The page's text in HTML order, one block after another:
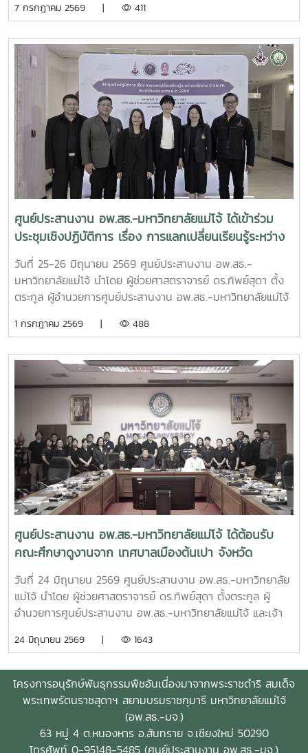
ณ ห้องประชุมรวงผึ้ง ชั้น 5 อาคารสำนักงานมหาวิทยาลัย
มหาวิทยาลัยแม่โจ้ ประธานคณะกรรมการดำเนินงานฯ เป็น
ประธานการประชุม และได้รับเกียรติจาก นายพรชัย จุฑามาศ รอง
ผู้อำนวยการ อพ.สธ. และ ดร.ปิยรัษฎ์ ปริญญาพงษ์ เจริญทรัพย์
ผู้ช่วยผู้อำนวยการ อพ.สธ./เลขานุการคณะกรรมการ อพ.สธ.เข้า
ร่วมการประชุม โดยมี ผศ.ดร.ทิพย์สุดา ตั้งตระกูล ผู้อำนวยการ
ศูนย์ประสานงาน อพ.สธ.-มหาวิทยาลัยแม่โจ้ และผศ.ดร.เยาวนิตย์
ธาราฉาย รองผู้อำนวยการศูนย์ประสานงาน อพ.สธ.-
มหาวิทยาลัยแม่โจ้ หน้าที่เป็นฝ่ายเลขานุการการประชุม การ
ประชุมครั้งนี้มีคณะกรรมการดำเนินงานโครงการ อพ.สธ.-มจ.
ประกอบด้วย รองอธิการบดี ผู้ช่วยอธิการบดี คณบดี และผู้
อำนวยการสำนักวิจัยและส่งเสริมวิชาการการเกษตร เข้าร่วม
ประชุมรวมทั้งสิ้น 32 ท่าน โดยเข้าร่วม ณ ห้องประชุม จำนวน
28 ท่าน และผ่านระบบประชุมออนไลน์ Zoom Meeting จำนวน
4 ท่าน ซึ่งในการประชุมครั้งนี้มีวาระสำคัญ อาทิเช่น สรุปผลการ
ดำเนินงานการจัดการประชุมวิชาการและนิทรรศการ ครั้งที่ 12
ทรัพยากรไทย : หวนดูทรัพย์สิ่งสินตน สรุปผลการดำเนินงาน
ปีงบประมาณ 2568 - 2569 รวมทั้งการนำเสนอแผนแม่บท
อนุรักษ์พันธุกรรมพืชอันเนื่องมาจากพระราชดำริ สมเด็จพระเทพ
รัตนราชสุดาฯ สยามบรมราชกุมารี สนองพระราชดำริ โดย
มหาวิทยาลัยแม่โจ้ เพื่อใช้เป็นกรอบแนวทางในการขับเคลื่อนการ
ดำเนินงานของมหาวิทยาลัยแม่โจ้ให้เป็นไปตามแนวพระราชดำริ
และนโยบายของโครงการ อพ.สธ. อย่างมีประสิทธิภาพและต่อ
เนื่อง
7 กรกฎาคม 2569 | 411
ศูนย์ประสานงาน อพ.สธ.-มหาวิทยาลัยแม่โจ้ ได้เข้าร่วม
ประชุมเชิงปฏิบัติการ เรื่อง การแลกเปลี่ยนเรียนรู้ระหว่าง
เครือข่าย C-อพ.สธ. ประจำปีงบประมาณ พ.ศ. 2569
วันที่ 25-26 มิถุนายน 2569 ศูนย์ประสานงาน อพ.สธ.-
มหาวิทยาลัยแม่โจ้ นำโดย ผู้ช่วยศาสตราจารย์ ดร.ทิพย์สุดา ตั้ง
ตระกูล ผู้อำนวยการศูนย์ประสานงาน อพ.สธ.-มหาวิทยาลัยแม่โจ้
แพร่ เฉลิมพระเกียรติ ได้เข้าร่วม ประชุมเชิงปฏิบัติการ เรื่อง การ
ปีงบประมาณ พ.ศ. 2569ณ โรงแรมอมารีดอนเมือง แอร์พอร์ต
กรุงเทพมหานคร
1 กรกฎาคม 2569 | 488
ศูนย์ประสานงาน อพ.สธ.-มหาวิทยาลัยแม่โจ้ ได้ต้อนรับ
คณะศึกษาดูงานจาก เทศบาลเมืองต้นเปา จังหวัด
เชียงใหม่
วันที่ 24 มิถุนายน 2569 ศูนย์ประสานงาน อพ.สธ.-มหาวิทยาลัย
แม่โจ้ นำโดย ผู้ช่วยศาสตราจารย์ ดร.ทิพย์สุดา ตั้งตระกูล ผู้
อำนวยการศูนย์ประสานงาน อพ.สธ.-มหาวิทยาลัยแม่โจ้ และเจ้า
คณะศึกษาดูงานจาก เทศบาลเมืองต้นเปา จังหวัดเชียงใหม่ นำ
และนางพยอม สาสกุล ปลัดเทศบาลเมืองต้นเปา พร้อมด้วยเจ้า
หน้าที่เทศบาลเมืองต้นเปา จังหวัดเชียงใหม่ทั้งนี้ มีผู้บริหารและ
เจ้าหน้าที่ เข้าร่วมรวมทั้งสิ้น 30 ท่านณ ห้องประชุมรวงผึ้ง ชั้น 5
อาคารสำนักงานมหาวิทยาลัย มหาวิทยาลัยแม่โจ้
24 มิถุนายน 2569 | 1643
โครงการอนุรักษ์พันธุกรรมพืชอันเนื่องมาจากพระราชดำริ สมเด็จ
พระเทพรัตนราชสุดาฯ สยามบรมราชกุมารี มหาวิทยาลัยแม่โจ้
(อพ.สธ.-มจ.)
63 หมู่ 4 ต.หนองหาร อ.สันทราย จ.เชียงใหม่ 50290
โทรศัพท์ 0-95148-5485 (ศูนย์ประสานงาน อพ.สธ.-มจ.)